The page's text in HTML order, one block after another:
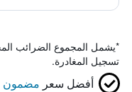
*يشمل المجموع الضرائب
تسجيل المغادرة.
أفضل سعر مضمون